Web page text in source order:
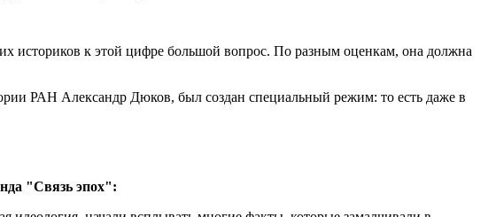
историков к этой цифре большой вопрос. По разным оценкам, она должна
РАН Александр Дюков, был создан специальный режим: то есть даже в
"Связь эпох":